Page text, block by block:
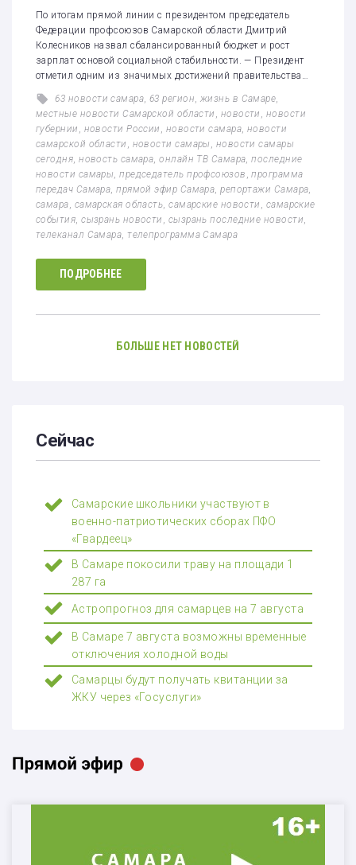
По итогам прямой линии с президентом председатель
Федерации профсоюзов Самарской области Дмитрий
Колесников назвал сбалансированный бюджет и рост
зарплат основой социальной стабильности. — Президент
отметил одним из значимых достижений правительства…
63 новости самара ,63 регион жизнь в Самаре
местные новости Самарской области
новости
новости
губернии
новости России новости самара новости
самарской области
новости самары
новости самары
сегодня ,новость самара ,онлайн ТВ Самара ,последние
новости самары ,председатель профсоюзов ,программа
передач Самара ,прямой эфир Самара ,репортажи Самара
самара самарская область ,самарские новости
самарские
события ,сызрань новости сызрань последние новости
телеканал Самара ,телепрограмма Самара
ПОДРОБНЕЕ
БОЛЬШЕ НЕТ НОВОСТЕЙ
Сейчас
Самарские школьники участвуют в
военно-патриотических сборах ПФО
«Гвардеец»
В Самаре покосили траву на площади 1
287 га
Астропрогноз для самарцев на 7 августа
В Самаре 7 августа возможны временные
отключения холодной воды
Самарцы будут получать квитанции за
ЖКУ через «Госуслуги»